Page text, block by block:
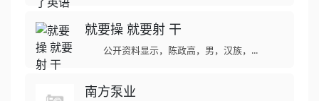
就要操 就要射 干
公开资料显示，陈政高，男，汉族，...
南方泵业